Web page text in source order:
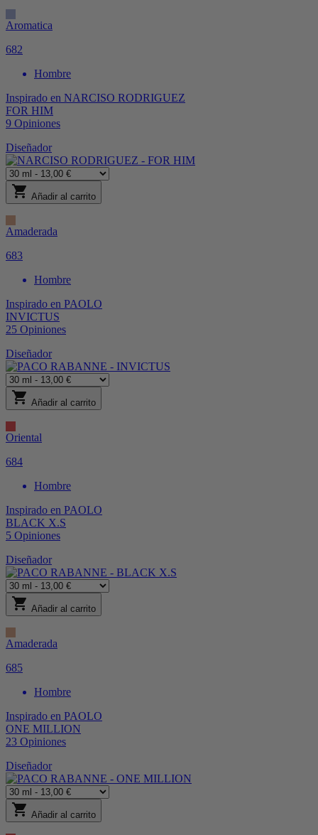
Aromatica
682
Hombre
Inspirado en NARCISO RODRIGUEZ
FOR HIM
9 Opiniones
Diseñador
shopping_cart Añadir al carrito
Amaderada
683
Hombre
Inspirado en PAOLO
INVICTUS
25 Opiniones
Diseñador
shopping_cart Añadir al carrito
Oriental
684
Hombre
Inspirado en PAOLO
BLACK X.S
5 Opiniones
Diseñador
shopping_cart Añadir al carrito
Amaderada
685
Hombre
Inspirado en PAOLO
ONE MILLION
23 Opiniones
Diseñador
shopping_cart Añadir al carrito